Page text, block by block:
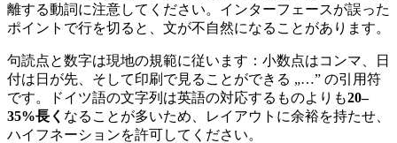
離する動詞に注意してください。インターフェースが誤った
ポイントで行を切ると、文が不自然になることがあります。
句読点と数字は現地の規範に従います：小数点はコンマ、日
付は日が先、そして印刷で見ることができる „…” の引用符
です。ドイツ語の文字列は英語の対応するものよりも20–
35%長く なることが多いため、レイアウトに余裕を持たせ、
ハイフネーションを許可してください。